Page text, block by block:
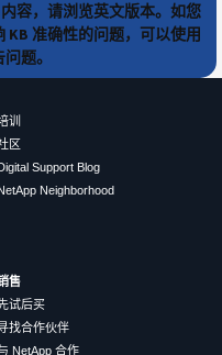
容，请浏览英文版本。如您
KB 准确性的问题，可以使用
题。
训
区
Support Blog
Neighborhood
售
试后买
找合作伙伴
NetApp 合作